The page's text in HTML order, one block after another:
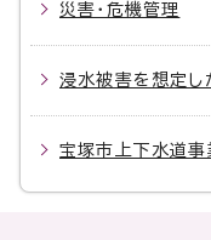
災害・危機管理
浸水被害を想定し
宝塚市上下水道事